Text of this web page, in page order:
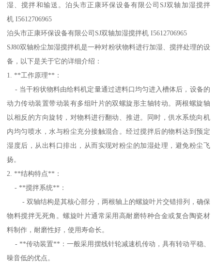
湿、搅拌和输送。泊头市正康环保设备有限公司SJ双轴加湿搅拌
机 I5612706965
泊头市正康环保设备有限公司SJ双轴加湿搅拌机 I5612706965
SJ80双轴粉尘加湿搅拌机是一种对粉状物料进行加湿、搅拌处理的设
备，以下是关于它的详细介绍：
1. **工作原理**：
- 当干粉状物料由给料机定量通过进料口均匀进入槽体后，设备的
动力传动装置带动装有多组叶片的双螺旋形主轴转动。两根螺旋轴
以相反的方向旋转，对物料进行翻动、推进。同时，供水系统向机
内均匀喷水，水与粉尘充分接触混合。经过搅拌后的物料达到预定
湿度后，从出料口排出，从而实现对粉尘的加湿处理，避免粉尘飞
扬。
2. **结构特点**：
- **搅拌系统**：
- 双轴结构是其核心部分，两根轴上的螺旋叶片交错排列，确保
物料搅拌无死角。螺旋叶片通常采用高耐磨特种合金或复合陶瓷材
料制作，耐磨性好，使用寿命长。
- **传动装置**：一般采用摆线针轮减速机传动，具有转动平稳、
噪音低的优点。